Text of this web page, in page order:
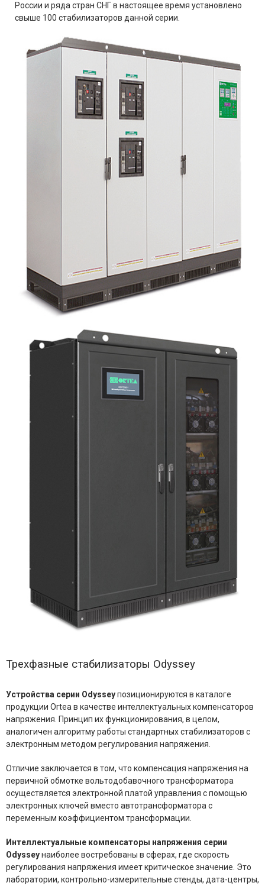
России и ряда стран СНГ в настоящее время установлено
свыше 100 стабилизаторов данной серии.
Трехфазные стабилизаторы Odyssey
Устройства серии Odysseyпозиционируются в каталоге
продукции Ortea в качестве интеллектуальных компенсаторов
напряжения. Принцип их функционирования, в целом,
аналогичен алгоритму работы стандартных стабилизаторов с
электронным методом регулирования напряжения.
Отличие заключается в том, что компенсация напряжения на
первичной обмотке вольтодобавочного трансформатора
осуществляется электронной платой управления с помощью
электронных ключей вместо автотрансформатора с
переменным коэффициентом трансформации.
Интеллектуальные компенсаторы напряжения серии
Odysseyнаиболее востребованы в сферах, где скорость
регулирования напряжения имеет критическое значение. Это
лаборатории, контрольно-измерительные стенды, дата-центры,